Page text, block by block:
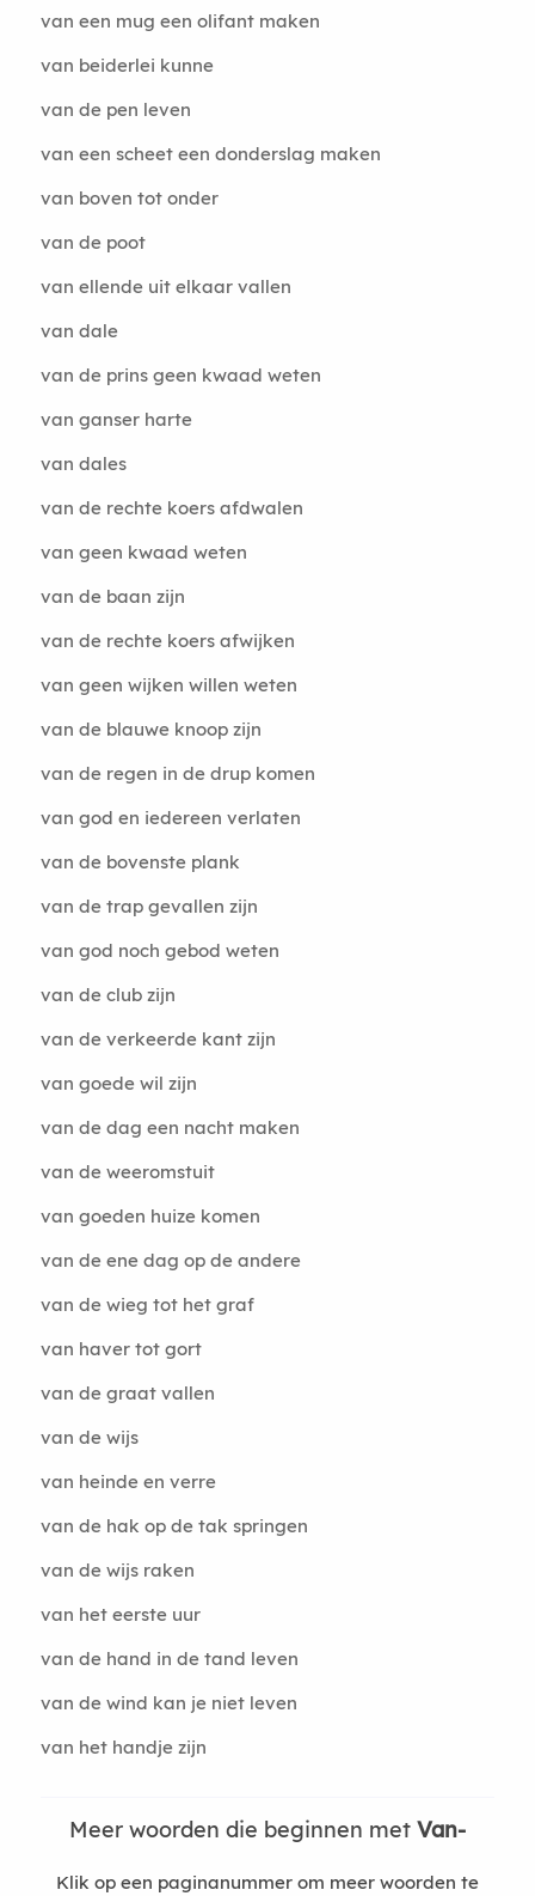
van een mug een olifant maken
van beiderlei kunne
van de pen leven
van een scheet een donderslag maken
van boven tot onder
van de poot
van ellende uit elkaar vallen
van dale
van de prins geen kwaad weten
van ganser harte
van dales
van de rechte koers afdwalen
van geen kwaad weten
van de baan zijn
van de rechte koers afwijken
van geen wijken willen weten
van de blauwe knoop zijn
van de regen in de drup komen
van god en iedereen verlaten
van de bovenste plank
van de trap gevallen zijn
van god noch gebod weten
van de club zijn
van de verkeerde kant zijn
van goede wil zijn
van de dag een nacht maken
van de weeromstuit
van goeden huize komen
van de ene dag op de andere
van de wieg tot het graf
van haver tot gort
van de graat vallen
van de wijs
van heinde en verre
van de hak op de tak springen
van de wijs raken
van het eerste uur
van de hand in de tand leven
van de wind kan je niet leven
van het handje zijn
Meer woorden die beginnen met Van-
Klik op een paginanummer om meer woorden te